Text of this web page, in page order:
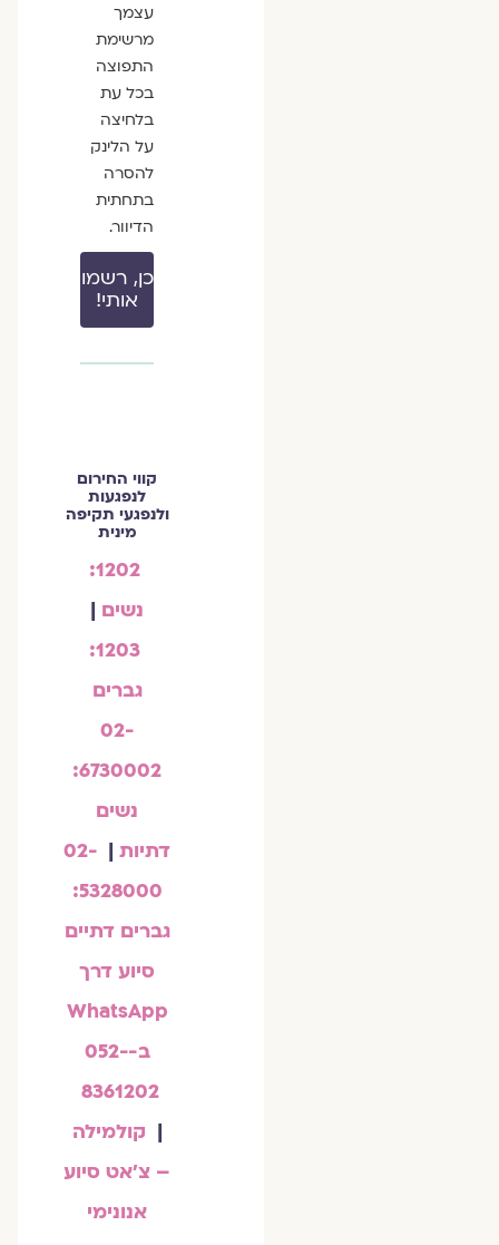
עצמך
מרשימת
התפוצה
בכל עת
בלחיצה
על הלינק
להסרה
בתחתית
הדיוור.
כן, רשמו
אותי!
קווי החירום
לנפגעות
ולנפגעי תקיפה
מינית
1202:
נשים|
1203:
גברים
02-
6730002:
נשים
דתיות|
02-
5328000:
גברים דתיים
סיוע דרך
WhatsApp
ב-052-
8361202
| קולמילה
– צ'אט סיוע
אנונימי